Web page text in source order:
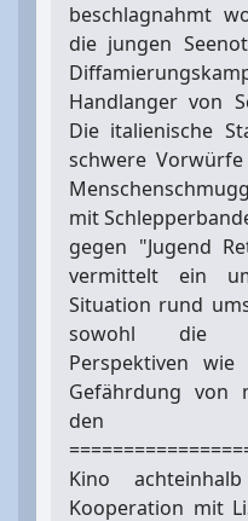
beschlagnahmt
die jungen
Handlanger von
Die italienische
schwere
mit
gegen "Jugend
vermittelt ein
Situation rund
sowohl die
Perspektiven
Gefährdung von
den
Kino
Kooperation mit